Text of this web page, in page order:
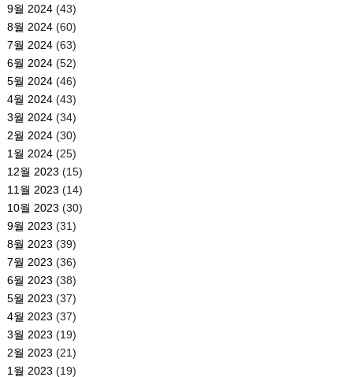
9월 2024(43)
8월 2024(60)
7월 2024(63)
6월 2024(52)
5월 2024(46)
4월 2024(43)
3월 2024(34)
2월 2024(30)
1월 2024(25)
12월 2023 (15)
11월 2023 (14)
10월 2023 (30)
9월 2023 (31)
8월 2023 (39)
7월 2023 (36)
6월 2023 (38)
5월 2023 (37)
4월 2023 (37)
3월 2023 (19)
2월 2023 (21)
1월 2023 (19)